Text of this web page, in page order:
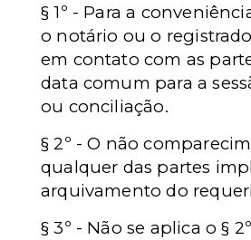
§ 1º - Para a
o notário ou o
em contato com as
data comum para a
ou conciliação.
§ 2º - O não
qualquer das partes
arquivamento do
§ 3º - Não se aplica o §